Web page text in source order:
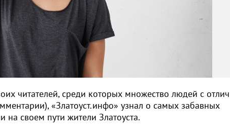
читателей, среди которых множество людей с
«Златоуст.инфо» узнал о самых забавных
на своем пути жители Златоуста.